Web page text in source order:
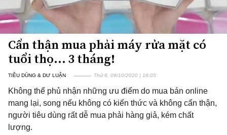
Cẩn thận mua phải máy rửa mặt có
tuổi thọ... 3 tháng!
TIÊU DÙNG & DƯ LUẬN Thứ 6, 09/10/2020 | 18:05
Không thể phủ nhận những ưu điểm do mua bán online
mang lại, song nếu không có kiến thức và không cẩn thận,
người tiêu dùng rất dễ mua phải hàng giả, kém chất
lượng.